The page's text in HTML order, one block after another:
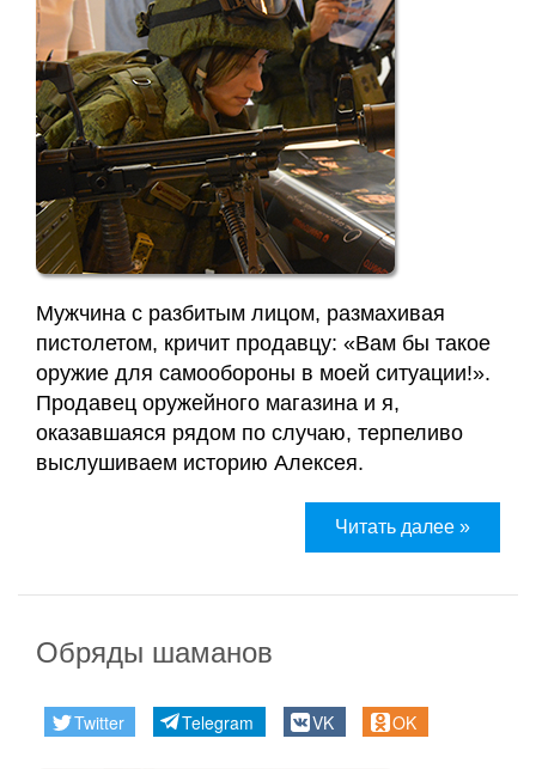
Мужчина с разбитым лицом, размахивая
пистолетом, кричит продавцу: «Вам бы такое
оружие для самообороны в моей ситуации!».
Продавец оружейного магазина и я,
оказавшаяся рядом по случаю, терпеливо
выслушиваем историю Алексея.
Читать далее »
Обряды шаманов
Twitter Telegram VK OK